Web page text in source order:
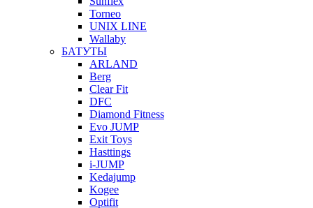
Torneo
UNIX LINE
Wallaby
БАТУТЫ
ARLAND
Berg
Clear Fit
DFC
Diamond Fitness
Evo JUMP
Exit Toys
Hasttings
i-JUMP
Kedajump
Kogee
Optifit